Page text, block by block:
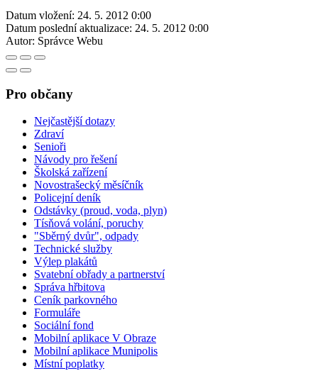
Datum vložení: 24. 5. 2012 0:00
Datum poslední aktualizace: 24. 5. 2012 0:00
Autor: Správce Webu
Pro občany
Nejčastější dotazy
Zdraví
Senioři
Návody pro řešení
Školská zařízení
Novostrašecký měsíčník
Policejní deník
Odstávky (proud, voda, plyn)
Tísňová volání, poruchy
"Sběrný dvůr", odpady
Technické služby
Výlep plakátů
Svatební obřady a partnerství
Správa hřbitova
Ceník parkovného
Formuláře
Sociální fond
Mobilní aplikace V Obraze
Mobilní aplikace Munipolis
Místní poplatky